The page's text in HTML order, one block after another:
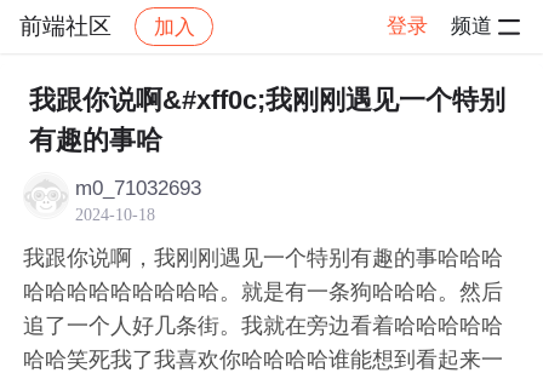
前端社区 加入 登录 频道
社区 前端社区 感慨 帖子详情
我跟你说啊&#xff0c;我刚刚遇见一个特别
有趣的事哈
m0_71032693
2024-10-18
我跟你说啊，我刚刚遇见一个特别有趣的事哈哈哈
哈哈哈哈哈哈哈哈哈。就是有一条狗哈哈哈。然后
追了一个人好几条街。我就在旁边看着哈哈哈哈哈
哈哈笑死我了我喜欢你哈哈哈哈谁能想到看起来一